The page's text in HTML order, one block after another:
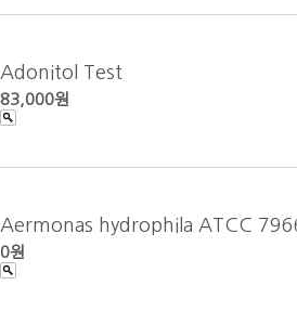
Adonitol Test
83,000원
Aermonas hydrophila ATCC
0원